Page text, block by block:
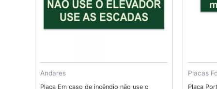
Andares
Placa Em caso de incêndio não use o
Placas
Placa